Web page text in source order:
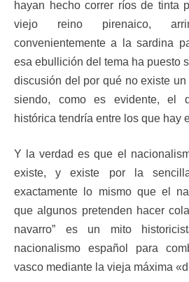
hayan hecho correr ríos de tinta
viejo reino pirenaico,
convenientemente a la sardina
esa ebullición del tema ha puesto
discusión del por qué no existe
siendo, como es evidente, el
histórica tendría entre los que hay
Y la verdad es que el
existe, y existe por la
exactamente lo mismo que el
que algunos pretenden hacer
navarro” es un mito
nacionalismo español para
vasco mediante la vieja máxima